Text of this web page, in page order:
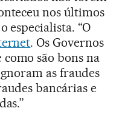
nos últimos
especialista. “O
. Os Governos
são bons na
as fraudes
bancárias e